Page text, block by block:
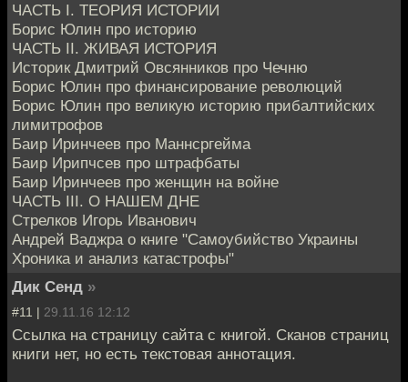
ЧАСТЬ I. ТЕОРИЯ ИСТОРИИ
Борис Юлин про историю
ЧАСТЬ II. ЖИВАЯ ИСТОРИЯ
Историк Дмитрий Овсянников про Чечню
Борис Юлин про финансирование революций
Борис Юлин про великую историю прибалтийских
лимитрофов
Баир Иринчеев про Маннсргейма
Баир Ирипчсев про штрафбаты
Баир Иринчеев про женщин на войне
ЧАСТЬ III. О НАШЕМ ДНЕ
Стрелков Игорь Иванович
Андрей Ваджра о книге "Самоубийство Украины
Хроника и анализ катастрофы"
Дик Сенд »
#11 | 29.11.16 12:12
Ссылка на страницу сайта с книгой. Сканов страниц
книги нет, но есть текстовая аннотация.